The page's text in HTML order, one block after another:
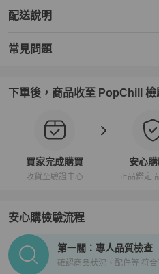
配送說明
常見問題
下單後，商品收至 PopChill 檢
買家完成購買
收貨至驗證中心
安心
正品鑑定
安心購檢驗流程
PopChill拍拍圈正品驗證、安
第一關：專人品質檢查
確認商品狀況、配件等 符